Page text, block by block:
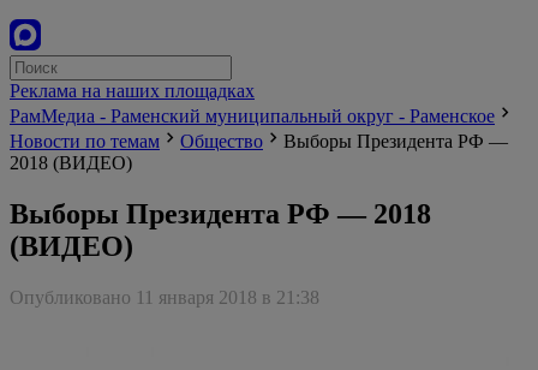
Реклама на наших площадках
РамМедиа - Раменский муниципальный округ - Раменское
Новости по темам
Общество
Выборы Президента РФ —
2018 (ВИДЕО)
Выборы Президента РФ — 2018
(ВИДЕО)
Опубликовано 11 января 2018 в 21:38